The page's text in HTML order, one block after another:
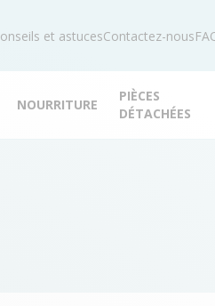
et astucesContactez-nous
NOURRITURE
PIÈCES
DÉTACHÉES